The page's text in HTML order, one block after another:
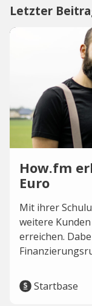
Letzter
How.fm
Euro
Mit ihrer
weitere
erreichen.
Startbase